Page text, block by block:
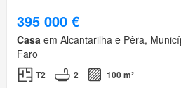
395 000 €
Casa em Alcantarilha e Pêra,
Faro
T2 2 100 m²